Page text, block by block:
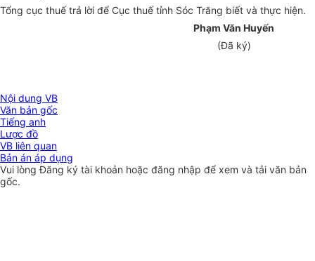
Tổng cục thuế trả lời để Cục thuế tỉnh Sóc Trăng biết và thực hiện.
Phạm Văn Huyến
(Đã ký)
Nội dung VB
Văn bản gốc
Tiếng anh
Lược đồ
VB liên quan
Bản án áp dụng
Vui lòngĐăng ký tài khoản hoặc đăng nhập để xem và tải văn bản
gốc.